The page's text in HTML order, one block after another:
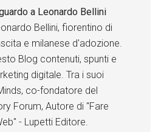
a Leonardo Bellini
Bellini, fiorentino di
e milanese d'adozione.
Blog contenuti, spunti e
digitale. Tra i suoi
co-fondatore del
Forum, Autore di "Fare
- Lupetti Editore.